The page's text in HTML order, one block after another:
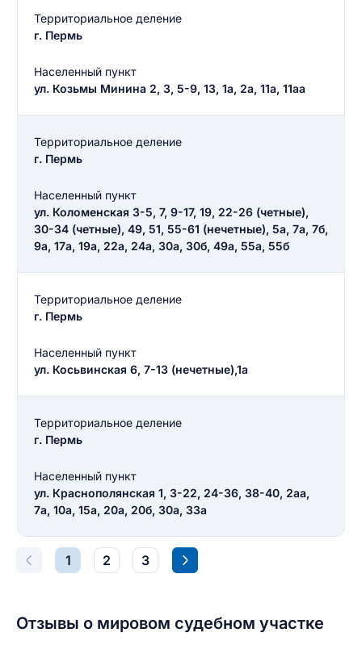
Территориальное деление
г. Пермь
Населенный пункт
ул. Козьмы Минина 2, 3, 5-9, 13, 1а, 2а, 11а, 11аа
Территориальное деление
г. Пермь
Населенный пункт
ул. Коломенская 3-5, 7, 9-17, 19, 22-26 (четные),
30-34 (четные), 49, 51, 55-61 (нечетные), 5а, 7а, 7б,
9а, 17а, 19а, 22а, 24а, 30а, 30б, 49а, 55а, 55б
Территориальное деление
г. Пермь
Населенный пункт
ул. Косьвинская 6, 7-13 (нечетные),1а
Территориальное деление
г. Пермь
Населенный пункт
ул. Краснополянская 1, 3-22, 24-36, 38-40, 2аа,
7а, 10а, 15а, 20а, 20б, 30а, 33а
1 2 3
Отзывы о мировом судебном участке
Введите свое имя
Введите свой e-mail
0/500
Как вы оцените судебный участок?
разрешить публикацию отзыва
Введите свое имя
Ответ на отзыв
0/500
разрешить публикацию отзыва
НАЙТИ МЕНЯ
ЗАКРЫТЬ СОХРАНИТЬ